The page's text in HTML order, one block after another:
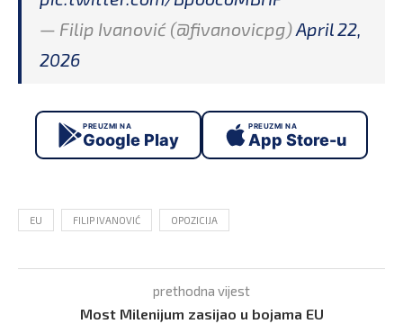
— Filip Ivanović (@fivanovicpg)April 22,
2026
PREUZMI NA
Google Play
PREUZMI NA
App Store-u
EU FILIP IVANOVIĆ OPOZICIJA
prethodna vijest
Most Milenijum zasijao u bojama EU